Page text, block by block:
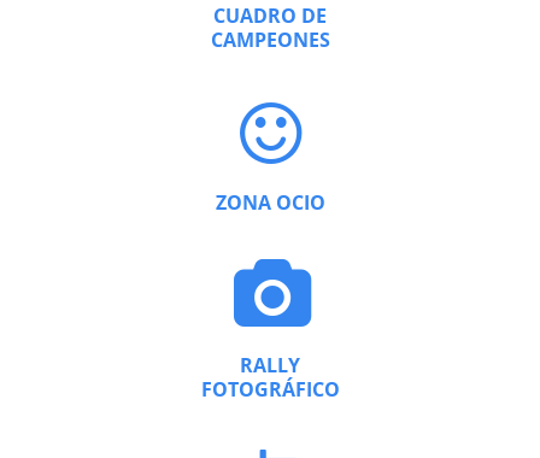
CUADRO DE
CAMPEONES
ZONA OCIO
RALLY
FOTOGRÁFICO